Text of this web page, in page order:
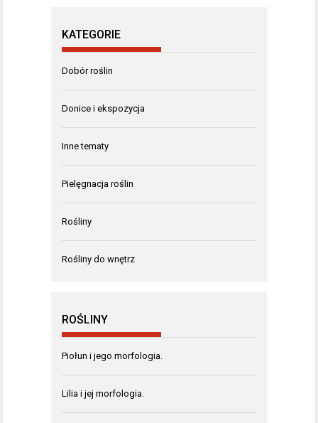
KATEGORIE
Dobór roślin
Donice i ekspozycja
Inne tematy
Pielęgnacja roślin
Rośliny
Rośliny do wnętrz
ROŚLINY
Piołun i jego morfologia.
Lilia i jej morfologia.